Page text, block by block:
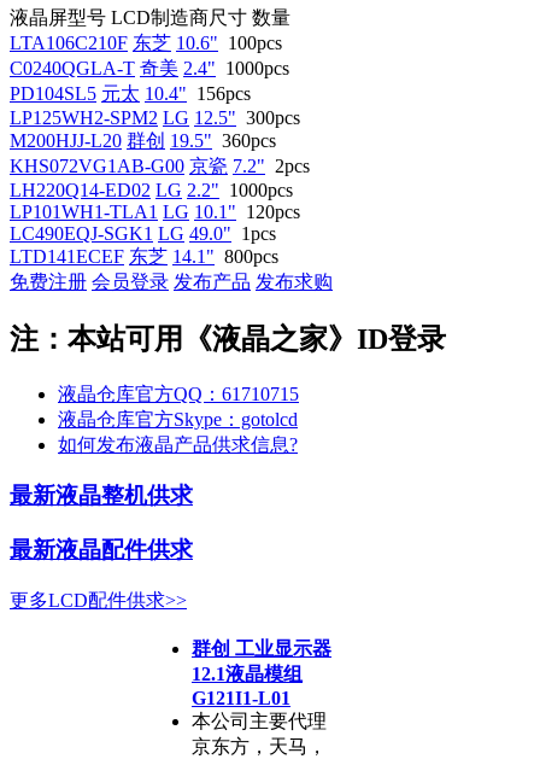
液晶屏型号 LCD制造商尺寸 数量
LTA106C210F 东芝 10.6" 100pcs
C0240QGLA-T 奇美 2.4" 1000pcs
PD104SL5 元太 10.4" 156pcs
LP125WH2-SPM2 LG 12.5" 300pcs
M200HJJ-L20 群创 19.5" 360pcs
KHS072VG1AB-G00 京瓷 7.2" 2pcs
LH220Q14-ED02 LG 2.2" 1000pcs
LP101WH1-TLA1 LG 10.1" 120pcs
LC490EQJ-SGK1 LG 49.0" 1pcs
LTD141ECEF 东芝 14.1" 800pcs
免费注册 会员登录 发布产品 发布求购
注：本站可用《液晶之家》ID登录
液晶仓库官方QQ：61710715
液晶仓库官方Skype：gotolcd
如何发布液晶产品供求信息?
最新液晶整机供求
最新液晶配件供求
更多LCD配件供求>>
群创 工业显示器
12.1液晶模组
G121I1-L01
本公司主要代理
京东方，天马，